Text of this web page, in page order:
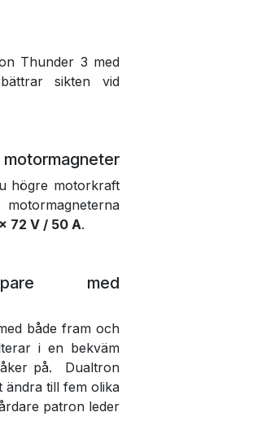
Thunder 3 med
sikten vid
högre motorkraft
72 V / 50 A.
med
både fram och
i en bekväm
på. Dualtron
ändra till fem olika
patron leder